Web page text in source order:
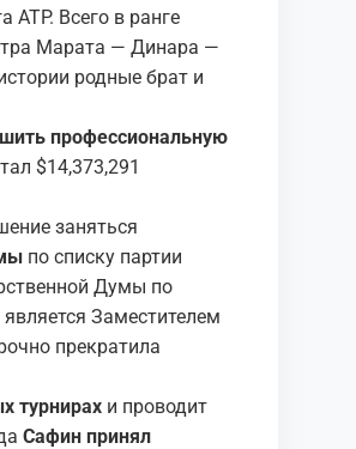
АТР. Всего в ранге
Марата — Динара —
родные брат и
профессиональную
$14,373,291
заняться
по списку партии
Думы по
Заместителем
прекратила
турнирах и проводит
Сафин принял